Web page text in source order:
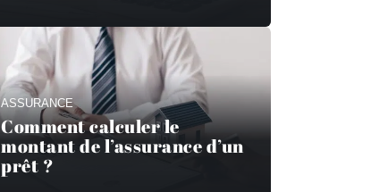
ASSURANCE
Comment calculer le
montant de l’assurance d’un
prêt ?